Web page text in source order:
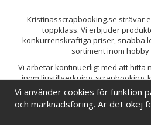
Kristinasscrapbooking.se strävar
toppklass. Vi erbjuder
konkurrenskraftiga priser, snabba
sortiment inom hobby
Vi arbetar kontinuerligt med att hitta
inom ljustillverkning, scrapbooking,
pyssel. Målet är att bredda
utveckla vårt utbud, så att du alltid kan
Vi använder cookies för funktion
och marknadsföring. Är det okej